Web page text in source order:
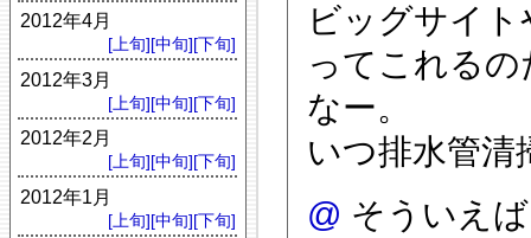
ビッグサイ
ってこれる
なー。
いつ排水管
@ そういえ
2012年4月
[上旬][中旬][下旬]
2012年3月
[上旬][中旬][下旬]
2012年2月
[上旬][中旬][下旬]
2012年1月
[上旬][中旬][下旬]